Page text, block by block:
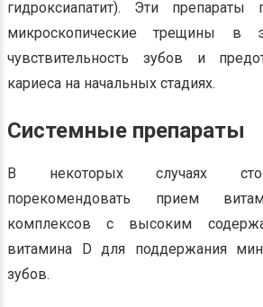
гидроксиапатит). Эти препараты
микроскопические трещины в
чувствительность зубов и
кариеса на начальных стадиях.
Системные препараты
В некоторых случаях
порекомендовать прием
комплексов с высоким
витамина D для поддержания
зубов.